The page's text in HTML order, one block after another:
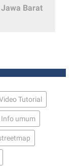
Barat
Tutorial
Info umum